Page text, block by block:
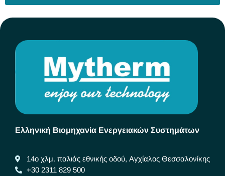
Ελληνική Βιομηχανία Ενεργειακών Συστημάτων
14ο χλμ. παλιάς εθνικής οδού, Αγχίαλος Θεσσαλονίκης
+30 2311 829 500